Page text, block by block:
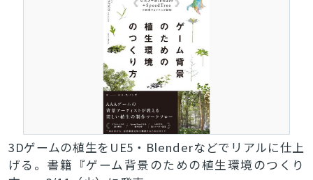
3Dゲームの植生をUE5・Blenderなどでリアルに仕上
げる。書籍『ゲーム背景のための植生環境のつくり